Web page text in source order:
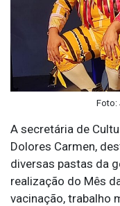
Foto:
A secretária de
Dolores Carmen,
diversas pastas da
realização do Mês
vacinação, trabalho